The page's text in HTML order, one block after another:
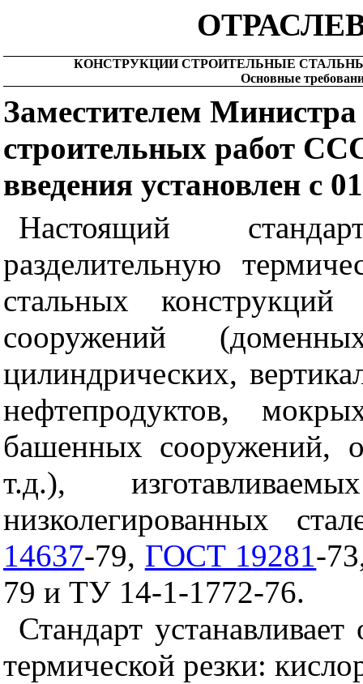
КОНСТРУКЦИИ СТРОИТЕЛЬНЫЕ
Основные
Заместителем
строительных работ
введения установлен с
Настоящий
разделительную
стальных
сооружений
цилиндрических,
нефтепродуктов,
башенных сооружений,
т.д.),
низколегированных
14637-79, ГОСТ 19281-
79 и ТУ 14-1-1772-76.
Стандарт
термической резки: